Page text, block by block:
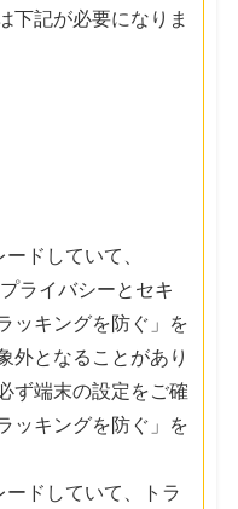
下記が必要になりま
ドしていて、
ライバシーとセキ
ッキングを防ぐ」を
外となることがあり
ず端末の設定をご確
ッキングを防ぐ」を
ドしていて、トラ